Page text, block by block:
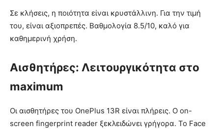
Σε κλήσεις, η ποιότητα είναι κρυστάλλινη. Για την τιμή
του, είναι αξιοπρεπές. Βαθμολογία 8.5/10, καλό για
καθημερινή χρήση.
Αισθητήρες: Λειτουργικότητα στο
maximum
Οι αισθητήρες του OnePlus 13R είναι πλήρεις. Ο on-
screen fingerprint reader ξεκλειδώνει γρήγορα. Το Face